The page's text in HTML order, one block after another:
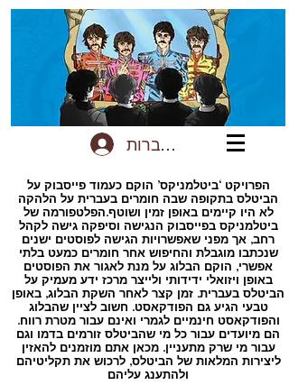
להתחברות
הפרויקט ‘ביטלמניקס’ הוקם כעמוד פייסבוק על
הביטלס בתקופה שבה חומרים בעברית על הלהקה
לא היו קיימים באופן זמין ושוטף.הפלטפורמה של
ביטלמניקס בפייסבוק הנגישה וסיפקה גישה לקהל
רחב, אך מפני שאפשרויות הגישה לפוסטים ישנים
שנכתבו מוגבלת והחיפוש אחר חומרים כמעט בלתי
אפשרי, הוקם הבלוג על מנת לאגור את הפוסטים
באופן ויזואלי ידידותי ולייצר מרכז ידע מעמיק על
הביטלס בעברית. זמן קצר לאחר השקת הבלוג, באופן
טבעי הגיע גם הפודקאסט. חשוב לציין שהבלוג
והפודקאסט חינמיים לגמרי ואינם עבור מטרת רווח.
הם מיועדים עבור כל מי שהביטלס זורמים בדמו וגם
עבור מי שרק מתעניין. מכאן אתם מוזמנים להאזין
ליצירות המלאות של הביטלס, לרכוש את תקליטיהם
ולהתענג עליהם